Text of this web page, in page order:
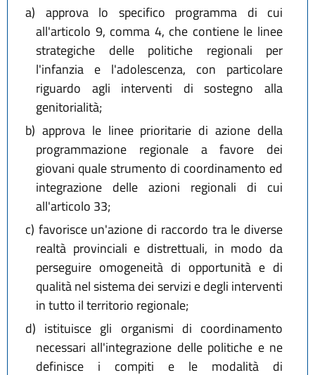
a) approva lo specifico programma di cui
all'articolo 9, comma 4, che contiene le linee
strategiche delle politiche regionali per
l'infanzia e l'adolescenza, con particolare
riguardo agli interventi di sostegno alla
genitorialità;
b) approva le linee prioritarie di azione della
programmazione regionale a favore dei
giovani quale strumento di coordinamento ed
integrazione delle azioni regionali di cui
all'articolo 33;
c) favorisce un'azione di raccordo tra le diverse
realtà provinciali e distrettuali, in modo da
perseguire omogeneità di opportunità e di
qualità nel sistema dei servizi e degli interventi
in tutto il territorio regionale;
d) istituisce gli organismi di coordinamento
necessari all'integrazione delle politiche e ne
definisce i compiti e le modalità di